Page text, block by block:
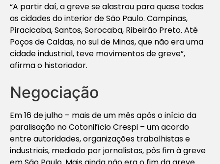
“A partir daí, a greve se alastrou para quase todas
as cidades do interior de São Paulo. Campinas,
Piracicaba, Santos, Sorocaba, Ribeirão Preto. Até
Poços de Caldas, no sul de Minas, que não era uma
cidade industrial, teve movimentos de greve”,
afirma o historiador.
Negociação
Em 16 de julho – mais de um mês após o início da
paralisação no Cotonifício Crespi – um acordo
entre autoridades, organizações trabalhistas e
industriais, mediado por jornalistas, pôs fim à greve